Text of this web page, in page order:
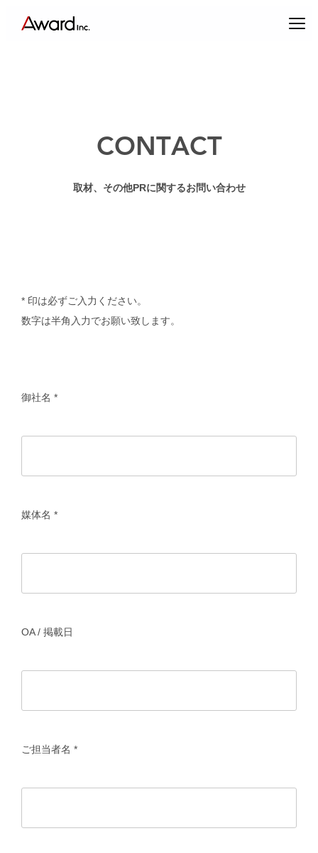
エンターテインメントプロデュース
アーティスト・クリエイターマネジメント
Rakuten Fashion
CONTACT
取材、その他PRに関するお問い合わせ
* 印は必ずご入力ください。
数字は半角入力でお願い致します。
御社名 *
媒体名 *
OA / 掲載日
ご担当者名 *